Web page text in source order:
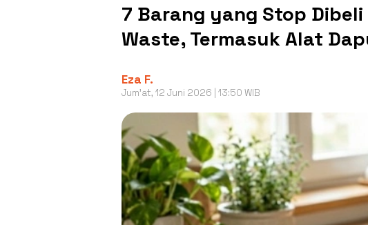
7 Barang yang Stop
Waste, Termasuk Alat
Eza F.
Jum'at, 12 Juni 2026 | 13:50 WIB